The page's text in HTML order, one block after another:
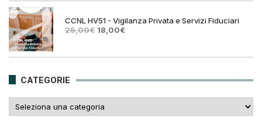
25,00€.18,00€.
CCNL HV51 - Vigilanza Privata e Servizi Fiduciari
25,00€ Il
era:
18,00€Il
è:
CATEGORIE